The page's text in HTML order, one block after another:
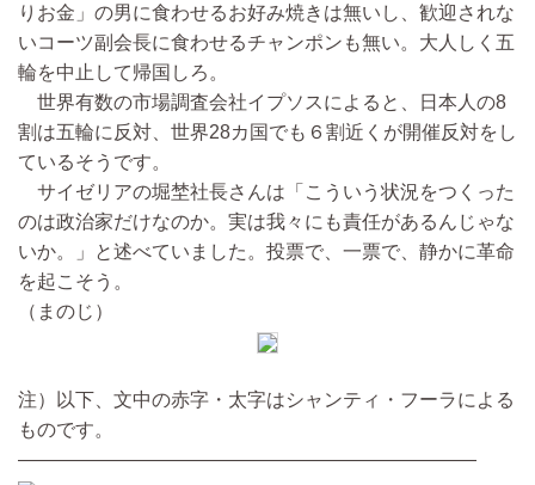
りお金」の男に食わせるお好み焼きは無いし、歓迎されな
いコーツ副会長に食わせるチャンポンも無い。大人しく五
輪を中止して帰国しろ。
世界有数の市場調査会社イプソスによると、日本人の8
割は五輪に反対、世界28カ国でも６割近くが開催反対をし
ているそうです。
サイゼリアの堀埜社長さんは「こういう状況をつくった
のは政治家だけなのか。実は我々にも責任があるんじゃな
いか。」と述べていました。投票で、一票で、静かに革命
を起こそう。
（まのじ）
注）以下、文中の赤字・太字はシャンティ・フーラによる
ものです。
————————————————————————